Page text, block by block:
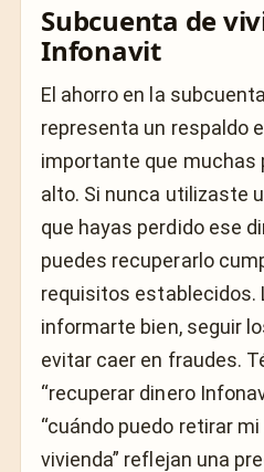
Subcuenta de
Infonavit
El ahorro en la
representa un respaldo
importante que muchas
alto. Si nunca utilizaste
que hayas perdido ese
puedes recuperarlo
requisitos establecidos.
informarte bien, seguir
evitar caer en fraudes.
“recuperar dinero
“cuándo puedo retirar
vivienda” reflejan una